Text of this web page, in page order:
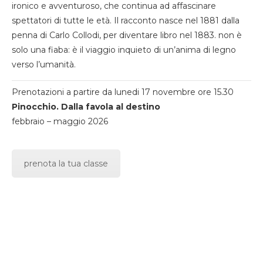
ironico e avventuroso, che continua ad affascinare
spettatori di tutte le età. Il racconto nasce nel 1881 dalla
penna di Carlo Collodi, per diventare libro nel 1883. non è
solo una fiaba: è il viaggio inquieto di un’anima di legno
verso l’umanità.
Prenotazioni a partire da lunedi 17 novembre ore 15.30
Pinocchio. Dalla favola al destino
febbraio – maggio 2026
prenota la tua classe